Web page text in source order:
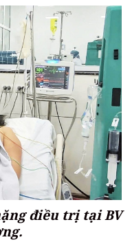
điều trị tại BV